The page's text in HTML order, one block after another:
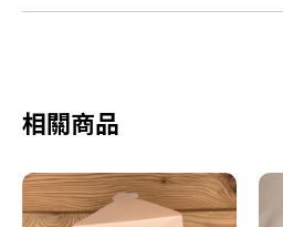
相關商品